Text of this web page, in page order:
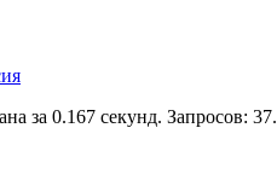
за 0.167 секунд. Запросов: 37.